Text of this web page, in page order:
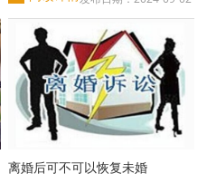
离婚后可不可以恢复未婚